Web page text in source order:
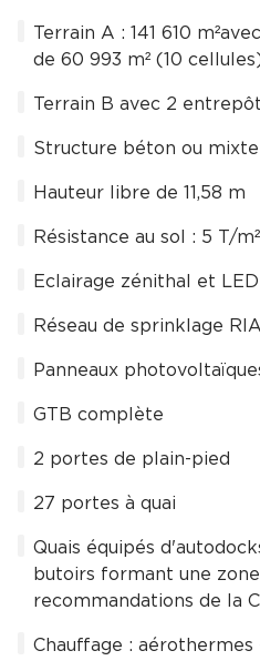
Terrain A : 141 610
de 60 993 m² (10
Terrain B avec 2
Structure béton ou mixte
Hauteur libre de 11,58 m
Résistance au sol : 5 T/m²
Eclairage zénithal et LED
Réseau de sprinklage
Panneaux
GTB complète
2 portes de plain-pied
27 portes à quai
Quais équipés
butoirs formant une
recommandations de la
Chauffage :